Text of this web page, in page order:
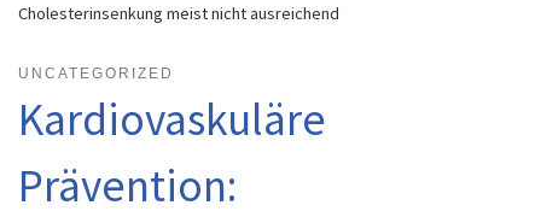
Cholesterinsenkung meist nicht ausreichend
UNCATEGORIZED
Kardiovaskuläre
Prävention: